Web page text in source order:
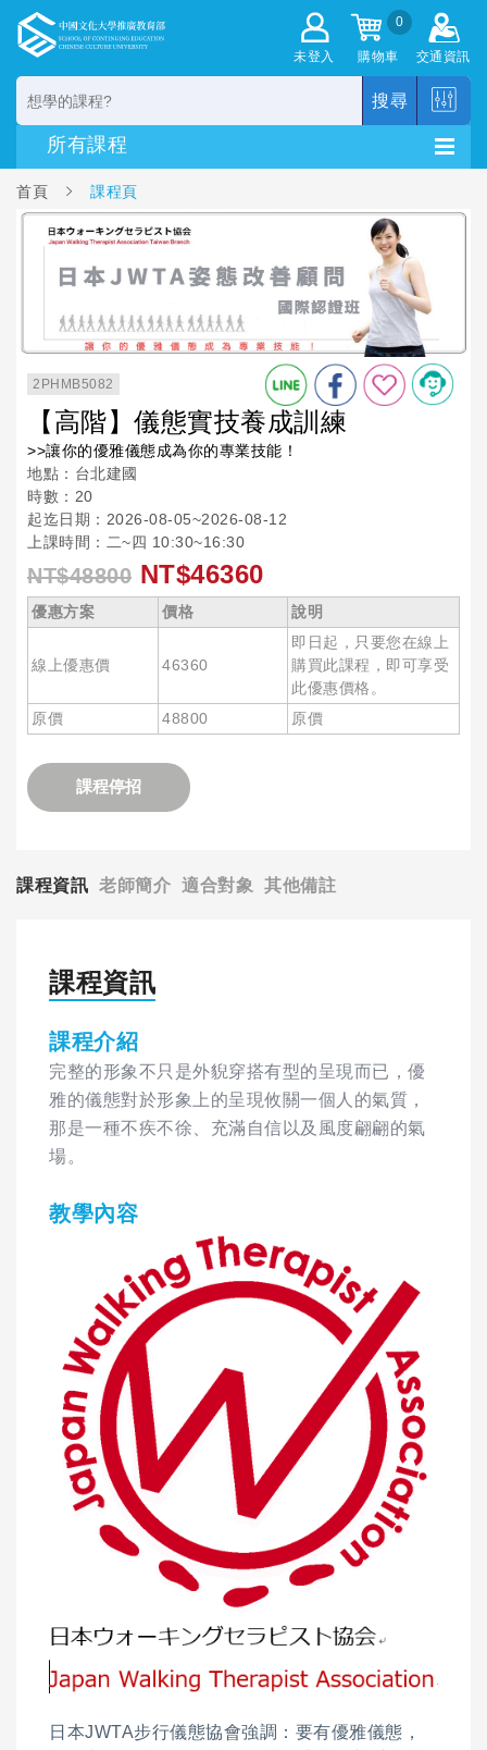
未登入
0
購物車 交通資訊
搜尋
首頁 課程頁
2PHMB5082
【高階】儀態實技養成訓練
>>讓你的優雅儀態成為你的專業技能！
地點：台北建國
時數：20
起迄日期：2026-08-05~2026-08-12
上課時間：二~四 10:30~16:30
NT$48800 NT$46360
優惠方案 價格 說明
線上優惠價 46360
即日起，只要您在線上
購買此課程，即可享受
此優惠價格。
原價
48800 原價
課程停招
課程資訊 老師簡介 適合對象 其他備註
課程資訊
課程介紹
完整的形象不只是外貎穿搭有型的呈現而已，優
雅的儀態對於形象上的呈現攸關一個人的氣質，
那是一種不疾不徐、充滿自信以及風度翩翩的氣
場。
教學內容
日本JWTA步行儀態協會強調：要有優雅儀態，